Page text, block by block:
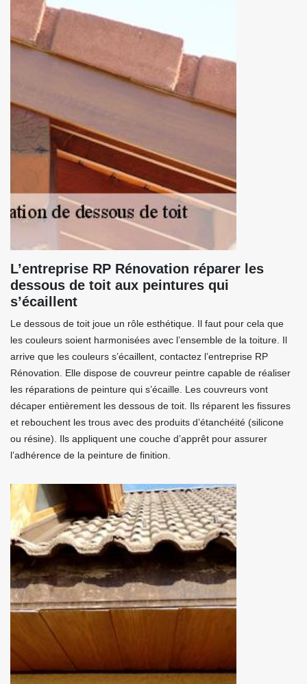
L’entreprise RP Rénovation réparer les
dessous de toit aux peintures qui
s’écaillent
Le dessous de toit joue un rôle esthétique. Il faut pour cela que
les couleurs soient harmonisées avec l’ensemble de la toiture. Il
arrive que les couleurs s’écaillent, contactez l’entreprise RP
Rénovation. Elle dispose de couvreur peintre capable de réaliser
les réparations de peinture qui s’écaille. Les couvreurs vont
décaper entièrement les dessous de toit. Ils réparent les fissures
et rebouchent les trous avec des produits d’étanchéité (silicone
ou résine). Ils appliquent une couche d’apprêt pour assurer
l’adhérence de la peinture de finition.